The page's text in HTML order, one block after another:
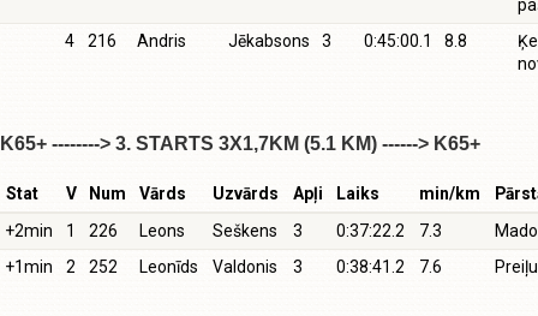
4
216 Andris Jēkabsons 3 0:45:00.1 8.8
K65+ --------> 3. STARTS 3X1,7KM (5.1 KM) ------> K65+
Stat V Num Vārds Uzvārds Apļi Laiks min/km
+2min
1 226 Leons Seškens 3 0:37:22.2 7.3
+1min
2 252 Leonīds Valdonis 3 0:38:41.2 7.6